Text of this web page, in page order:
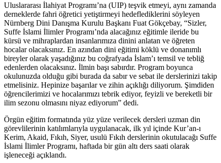
Uluslararası İlahiyat Programı’na (UIP) teşvik etmeyi, aynı zamanda
derneklerde fahri öğretici yetiştirmeyi hedeflediklerini söyleyen
Nürnberg Dini Danışma Kurulu Başkanı Fuat Gökçebay, “Sizler,
Suffe İslami İlimler Programı’nda alacağınız eğitimle ileride bu
kürsü ve mihraplardan insanlarımıza dinini anlatan ve öğreten
hocalar olacaksınız. En azından dini eğitimi köklü ve donanımlı
bireyler olarak yaşadığınız bu coğrafyada İslam’ı temsil ve tebliğ
edenlerden olacaksınız. İlmin başı sabırdır. Program boyunca
okulunuzda olduğu gibi burada da sabır ve sebat ile derslerinizi takip
etmelisiniz. Hepinize başarılar ve zihin açıklığı diliyorum. Şimdiden
öğrencilerimizi ve hocalarımızı tebrik ediyor, feyizli ve bereketli bir
ilim sezonu olmasını niyaz ediyorum” dedi.
Örgün eğitim formatında yüz yüze verilecek dersleri uzman din
görevlilerinin katılımlarıyla uygulanacak, ilk yıl içinde Kur’an-ı
Kerim, Akaid, Fıkıh, Siyer, usulü Fıkıh derslerinin okutulacağı Suffe
İslami İlimler Programı, haftada bir gün altı ders saati olarak
işleneceği açıklandı.